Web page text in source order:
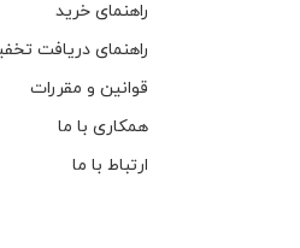
راهنمای خرید
راهنمای دریافت
قوانین و مقررات
همکاری با ما
ارتباط با ما